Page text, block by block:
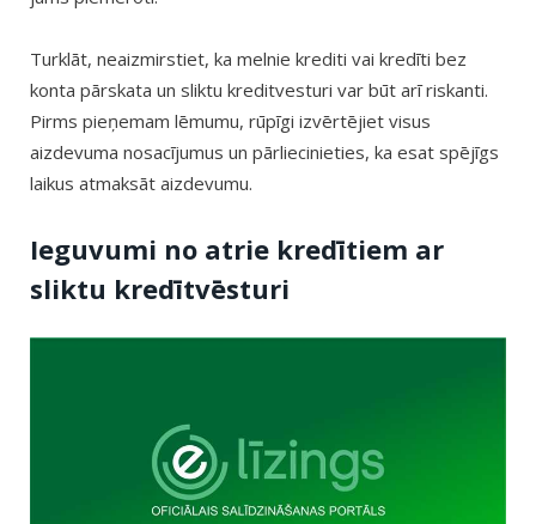
Turklāt, neaizmirstiet, ka melnie krediti vai kredīti bez
konta pārskata un sliktu kreditvesturi var būt arī riskanti.
Pirms pieņemam lēmumu, rūpīgi izvērtējiet visus
aizdevuma nosacījumus un pārliecinieties, ka esat spējīgs
laikus atmaksāt aizdevumu.
Ieguvumi no atrie kredītiem ar
sliktu kredītvēsturi